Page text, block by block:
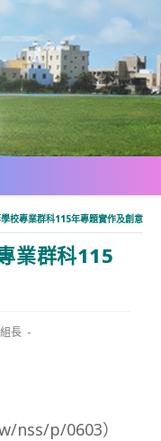
校專業群科115年專題實作及創意競賽
業群科115
長
nss/p/0603）